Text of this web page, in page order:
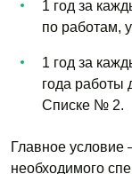
1 год за
по работам,
1 год за
года работы
Списке № 2.
Главное условие
необходимого